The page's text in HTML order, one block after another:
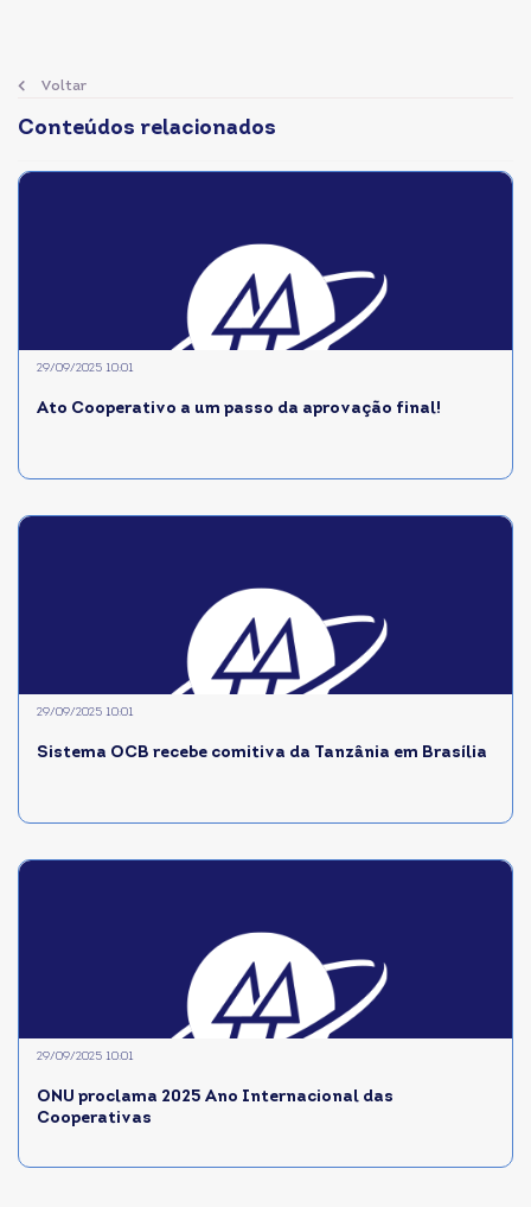
Voltar
Conteúdos relacionados
Ato Cooperativo a um passo da aprovação final!
29/09/2025 10:01
Sistema OCB recebe comitiva da Tanzânia em Brasília
29/09/2025 10:01
ONU proclama 2025 Ano Internacional das
Cooperativas
29/09/2025 10:01